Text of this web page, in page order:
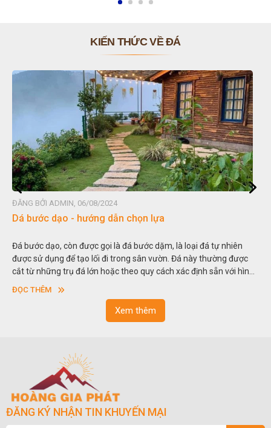
KIẾN THỨC VỀ ĐÁ
ĐĂNG BỞI ADMIN, 06/08/2024
Dá bước dạo - hướng dẫn chọn lựa
Đá bước dạo, còn được gọi là đá bước dặm, là loại đá tự nhiên
được sử dụng để tạo lối đi trong sân vườn. Đá này thường được
cắt từ những trụ đá lớn hoặc theo quy cách xác định sẵn với hình
vuông hoặc hình chữ nhật và có độ dày khác nhau.
ĐỌC THÊM
Xem thêm
ĐĂNG KÝ NHẬN TIN KHUYẾN MẠI